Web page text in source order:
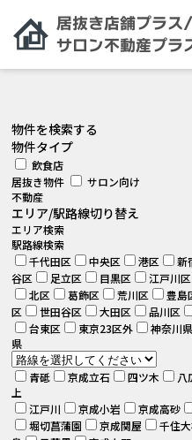
物件を検索する
物件タイプ
飲食店
居抜き物件
サロン向け
不動産
エリア/駅路線切り替え
エリア検索
駅路線検索
千代田区
中央区 港区 新
谷区
足立区 目黒区 江戸川区
北区
葛飾区 荒川区 豊島
区
世田谷区 大田区 品川区
台東区
東京23区外 神奈川県
県
青砥 京成立石 四ツ木 八
上
江戸川
京成小岩 京成高砂
堀切菖蒲園
京成関屋 千住